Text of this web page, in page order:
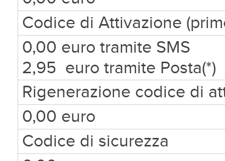
Codice di Attivazione
0,00 euro tramite SMS
2,95 euro tramite Posta(*)
Rigenerazione codice di
0,00 euro
Codice di sicurezza